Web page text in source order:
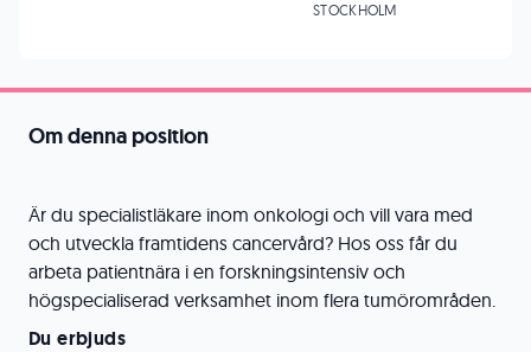
Om denna position
Är du specialistläkare inom onkologi och vill vara med
och utveckla framtidens cancervård? Hos oss får du
arbeta patientnära i en forskningsintensiv och
högspecialiserad verksamhet inom flera tumörområden.
Du erbjuds
STOCKHOLM